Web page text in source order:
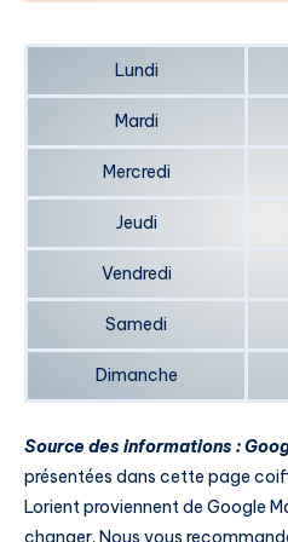
Lundi
Mardi
Mercredi
Jeudi
Vendredi
Samedi
Dimanche
Source des informations :
présentées dans cette page
Lorient proviennent de Google
changer. Nous vous